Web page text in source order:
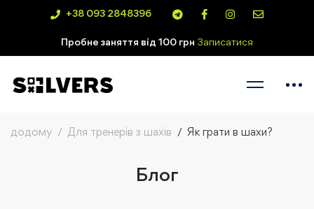
+38 093 2848396
Пробне заняття від 100 грн Записатися
додому Для тренерів з шахів Як грати в шахи?
Блог